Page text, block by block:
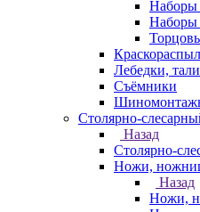
Наборы
Наборы
Лебедки, тали
Съёмники
Столярно-
Назад
Столярно-
Ножи,
Назад
Ножи,